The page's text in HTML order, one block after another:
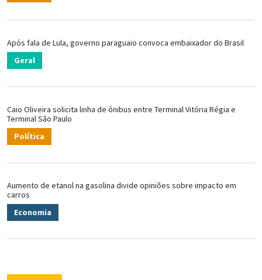
Após fala de Lula, governo paraguaio convoca embaixador do Brasil
Geral
Caio Oliveira solicita linha de ônibus entre Terminal Vitória Régia e
Terminal São Paulo
Política
Aumento de etanol na gasolina divide opiniões sobre impacto em
carros
Economia